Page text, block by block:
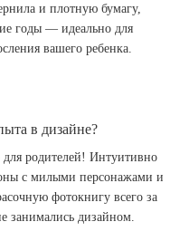
и плотную бумагу,
годы — идеально для
вашего ребенка.
в дизайне?
родителей! Интуитивно
с милыми персонажами и
фотокнигу всего за
занимались дизайном.